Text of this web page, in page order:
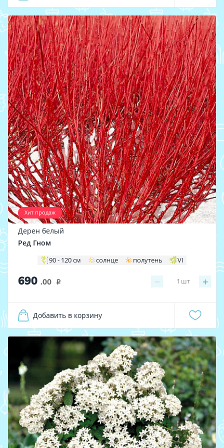
Хит продаж
Дерен белый
Ред Гном
90 - 120 см солнце полутень VI
690 .00 i − +
1 шт
Добавить в корзину